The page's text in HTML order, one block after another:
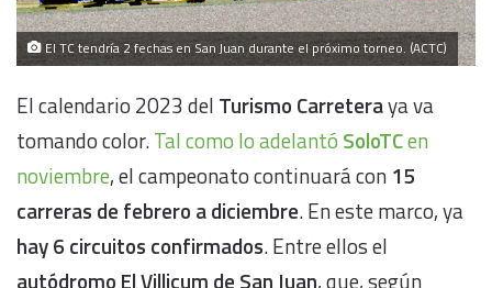
El TC tendría 2 fechas en San Juan durante el próximo torneo. (ACTC)
El calendario 2023 del Turismo Carreteraya va
tomando color.Tal como lo adelantó SoloTCen
noviembre, el campeonato continuará con 15
carreras de febrero a diciembre. En este marco, ya
hay 6 circuitos confirmados. Entre ellos el
autódromo El Villicum de San Juan, que, según